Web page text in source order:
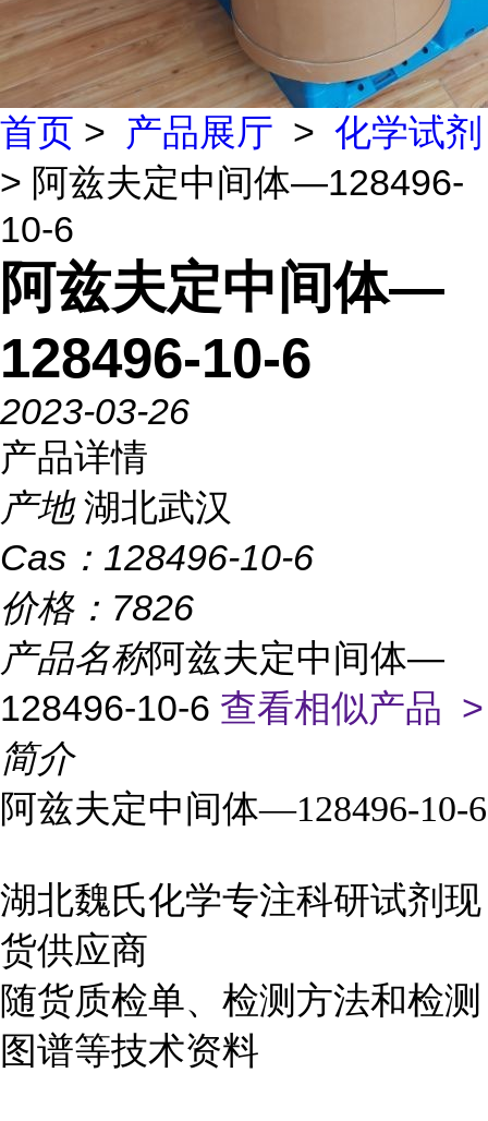
首页 > 产品展厅 > 化学试剂
> 阿兹夫定中间体—128496-
10-6
阿兹夫定中间体—
128496-10-6
2023-03-26
产品详情
产地 湖北武汉
Cas： 128496-10-6
价格： 7826
产品名称阿兹夫定中间体—
128496-10-6 查看相似产品 >
简介
阿兹夫定中间体—128496-10-6
湖北魏氏化学专注科研试剂现
货供应商
随货质检单、检测方法和检测
图谱等技术资料